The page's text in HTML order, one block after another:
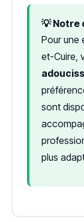
💡 Notre
Pour une
et-Cuire,
sont
plus